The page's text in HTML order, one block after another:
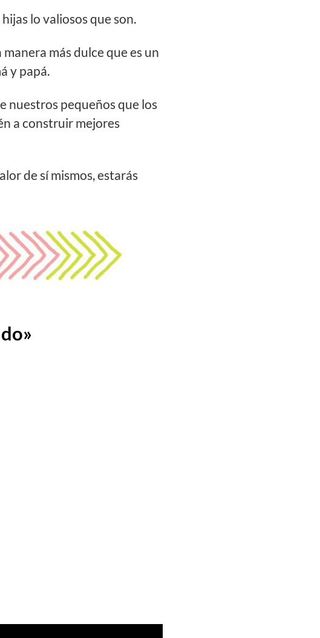
lo valiosos que son.
más dulce que es un
y papá.
nuestros pequeños que los
a construir mejores
de sí mismos, estarás